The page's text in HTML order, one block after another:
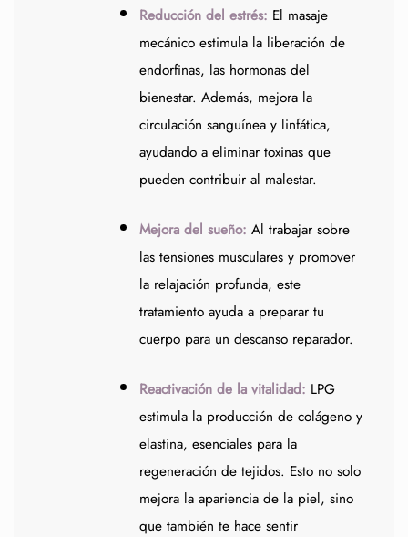
Reducción del estrés: El masaje
mecánico estimula la liberación de
endorfinas, las hormonas del
bienestar. Además, mejora la
circulación sanguínea y linfática,
ayudando a eliminar toxinas que
pueden contribuir al malestar.
Mejora del sueño: Al trabajar sobre
las tensiones musculares y promover
la relajación profunda, este
tratamiento ayuda a preparar tu
cuerpo para un descanso reparador.
Reactivación de la vitalidad: LPG
estimula la producción de colágeno y
elastina, esenciales para la
regeneración de tejidos. Esto no solo
mejora la apariencia de la piel, sino
que también te hace sentir